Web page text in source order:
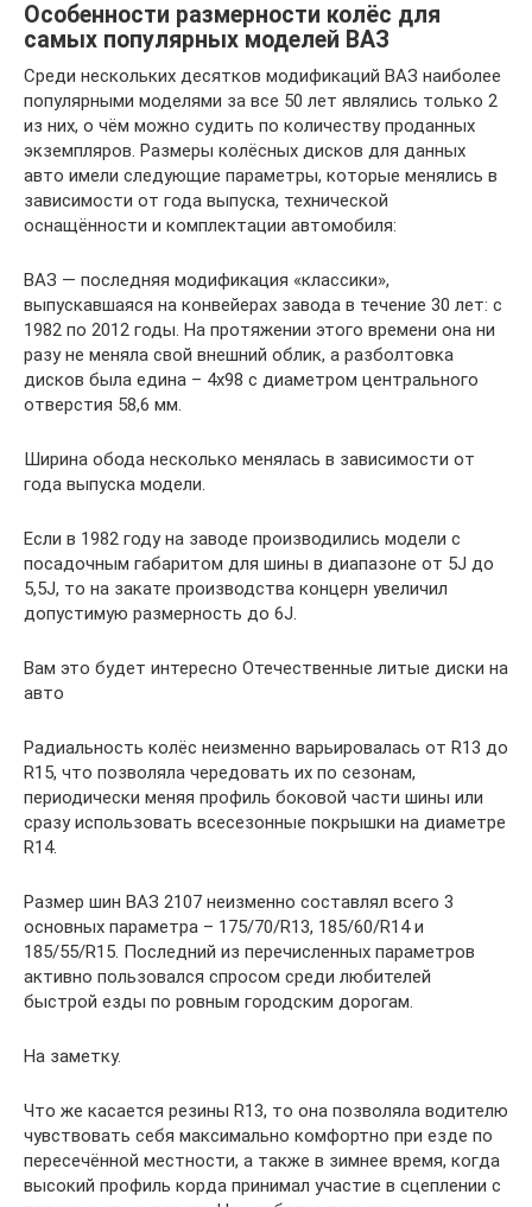
Особенности размерности колёс для
самых популярных моделей ВАЗ
Среди нескольких десятков модификаций ВАЗ наиболее
популярными моделями за все 50 лет являлись только 2
из них, о чём можно судить по количеству проданных
экземпляров. Размеры колёсных дисков для данных
авто имели следующие параметры, которые менялись в
зависимости от года выпуска, технической
оснащённости и комплектации автомобиля:
ВАЗ — последняя модификация «классики»,
выпускавшаяся на конвейерах завода в течение 30 лет: с
1982 по 2012 годы. На протяжении этого времени она ни
разу не меняла свой внешний облик, а разболтовка
дисков была едина – 4х98 с диаметром центрального
отверстия 58,6 мм.
Ширина обода несколько менялась в зависимости от
года выпуска модели.
Если в 1982 году на заводе производились модели с
посадочным габаритом для шины в диапазоне от 5J до
5,5J, то на закате производства концерн увеличил
допустимую размерность до 6J.
Вам это будет интересно Отечественные литые диски на
авто
Радиальность колёс неизменно варьировалась от R13 до
R15, что позволяла чередовать их по сезонам,
периодически меняя профиль боковой части шины или
сразу использовать всесезонные покрышки на диаметре
R14.
Размер шин ВАЗ 2107 неизменно составлял всего 3
основных параметра – 175/70/R13, 185/60/R14 и
185/55/R15. Последний из перечисленных параметров
активно пользовался спросом среди любителей
быстрой езды по ровным городским дорогам.
На заметку.
Что же касается резины R13, то она позволяла водителю
чувствовать себя максимально комфортно при езде по
пересечённой местности, а также в зимнее время, когда
высокий профиль корда принимал участие в сцеплении с